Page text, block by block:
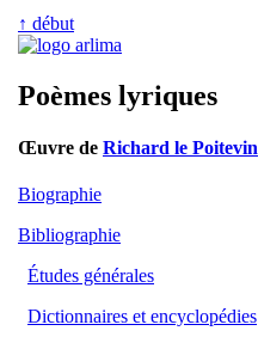
↑ début
Poèmes lyriques
Œuvre de Richard le Poitevin
Biographie
Bibliographie
Études générales
Dictionnaires et encyclopédies